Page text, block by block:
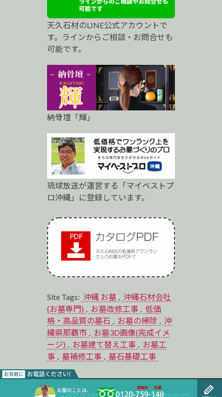
ロ
天久石材のLINE公式アカウントで
す。ラインからご相談・お問合せも
可能です。
納骨壇「輝」
琉球放送が運営する「マイベストプ
ロ沖縄」に登録しています。
Site Tags: 沖縄 お墓 , 沖縄石材会社
(お墓専門) , お墓改修工事 , 低価
格・高品質の墓石 , お墓の掃除 , 沖
縄県那覇市 , お墓3D画像(完成イメ
ージ) , お墓建て替え工事 , お墓工
事 , 墓補修工事 , 墓石基礎工事
Copyright © 2015 Ameku Sekizai Co.,Ltd. All Right Reserved.